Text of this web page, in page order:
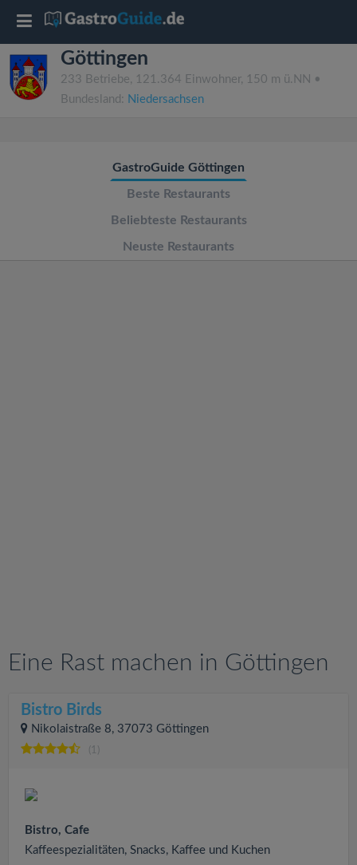
Göttingen
233 Betriebe, 121.364 Einwohner, 150 m ü.NN •
Bundesland: Niedersachsen
GastroGuide Göttingen
Beste Restaurants
Beliebteste Restaurants
Neuste Restaurants
Eine Rast machen in Göttingen
Bistro Birds
Nikolaistraße 8, 37073 Göttingen
(1)
Bistro, Cafe
Kaffeespezialitäten, Snacks, Kaffee und Kuchen
T
o